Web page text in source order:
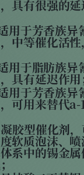
具有很强的
用于芳香族异
中等催化活
用于脂肪族异
具有延迟作用
用于芳香族异
可用来替代
胶型催化剂，
软质泡沫、
系中的锡金